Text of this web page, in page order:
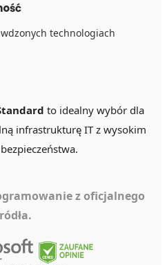
technologiach
to idealny wybór dla
infrastrukturę IT z wysokim
z oficjalnego